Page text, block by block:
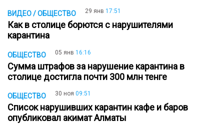
ВИДЕО / ОБЩЕСТВО 29 янв 17:51
Как в столице борются с нарушителями
карантина
ОБЩЕСТВО 05 янв 16:16
Сумма штрафов за нарушение карантина в
столице достигла почти 300 млн тенге
ОБЩЕСТВО 30 ноя 09:51
Список нарушивших карантин кафе и баров
опубликовал акимат Алматы